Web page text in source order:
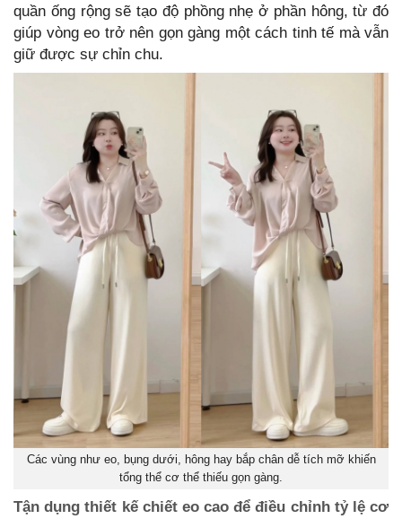
quần ống rộng sẽ tạo độ phồng nhẹ ở phần hông, từ đó
giúp vòng eo trở nên gọn gàng một cách tinh tế mà vẫn
giữ được sự chỉn chu.
Các vùng như eo, bụng dưới, hông hay bắp chân dễ tích mỡ khiến
tổng thể cơ thể thiếu gọn gàng.
Tận dụng thiết kế chiết eo cao để điều chỉnh tỷ lệ cơ